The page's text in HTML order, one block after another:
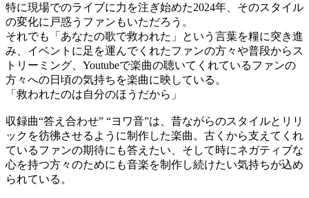
特に現場でのライブに力を注ぎ始めた2024年、そのスタイル
の変化に戸惑うファンもいただろう。
それでも「あなたの歌で救われた」という言葉を糧に突き進
み、イベントに足を運んでくれたファンの方々や普段からス
トリーミング、Youtubeで楽曲の聴いてくれているファンの
方々への日頃の気持ちを楽曲に映している。
「救われたのは自分のほうだから」
収録曲“答え合わせ” “ヨワ音”は、昔ながらのスタイルとリリ
ックを彷彿させるように制作した楽曲。古くから支えてくれ
ているファンの期待にも答えたい、そして時にネガティブな
心を持つ方々のためにも音楽を制作し続けたい気持ちが込め
られている。